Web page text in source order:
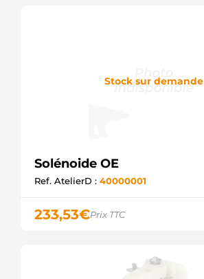
Stock sur demande
Solénoide OE
Ref. AtelierD : 40000001
233,53€Prix TTC